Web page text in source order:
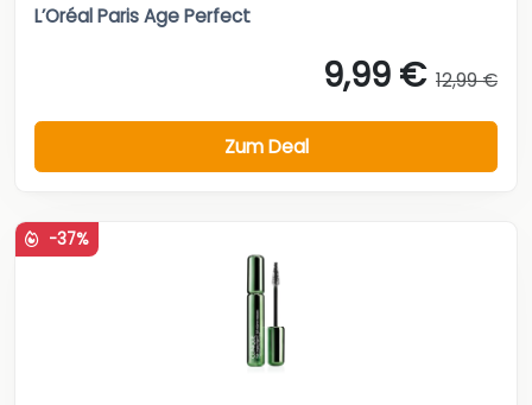
L’Oréal Paris Age Perfect
9,99 € 12,99 €
Zum Deal
-37%